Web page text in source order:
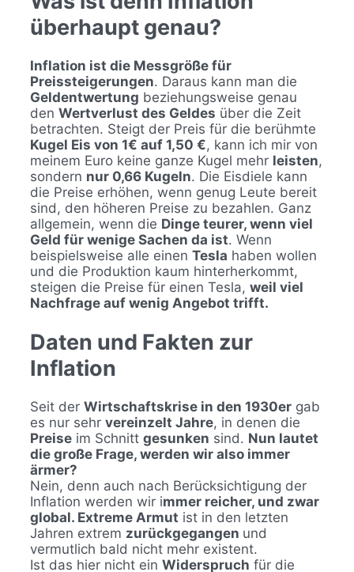
überhaupt genau?
Inflation ist die Messgröße für
Preissteigerungen. Daraus kann man die
Geldentwertung beziehungsweise genau
den Wertverlust des Geldes über die Zeit
betrachten. Steigt der Preis für die berühmte
Kugel Eis von 1€ auf 1,50 €, kann ich mir von
meinem Euro keine ganze Kugel mehr leisten,
sondern nur 0,66 Kugeln. Die Eisdiele kann
die Preise erhöhen, wenn genug Leute bereit
sind, den höheren Preise zu bezahlen. Ganz
allgemein, wenn die Dinge teurer, wenn viel
Geld für wenige Sachen da ist. Wenn
beispielsweise alle einen Tesla haben wollen
und die Produktion kaum hinterherkommt,
steigen die Preise für einen Tesla, weil viel
Nachfrage auf wenig Angebot trifft.
Daten und Fakten zur
Inflation
Seit der Wirtschaftskrise in den 1930er gab
es nur sehr vereinzelt Jahre, in denen die
Preise im Schnitt gesunken sind. Nun lautet
die große Frage, werden wir also immer
ärmer?
Nein, denn auch nach Berücksichtigung der
Inflation werden wir immer reicher, und zwar
global. Extreme Armut ist in den letzten
Jahren extrem zurückgegangen und
vermutlich bald nicht mehr existent.
Ist das hier nicht ein Widerspruch für die